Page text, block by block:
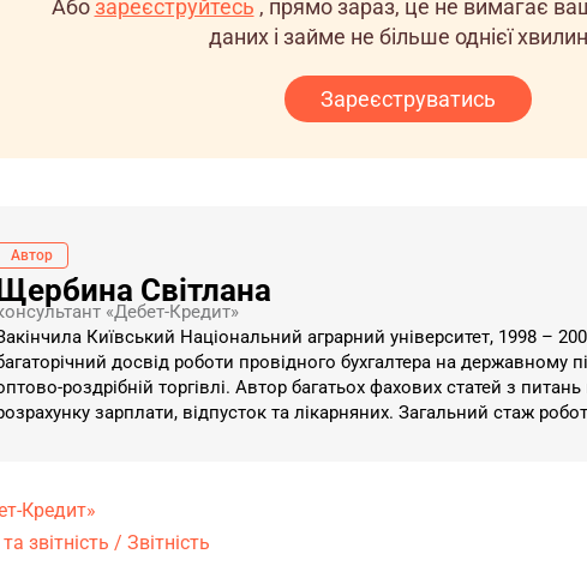
Абозареєструйтесь , прямо зараз, це не вимагає
даних і займе не більше однієї
Зареєструватись
Автор
Світлана
«Дебет-Кредит»
Київський Національний аграрний університет, 1998 –
досвід роботи провідного бухгалтера на державному
роздрібній торгівлі. Автор багатьох фахових статей з
зарплати, відпусток та лікарняних. Загальний стаж
Кредит»
звітність / Звітність